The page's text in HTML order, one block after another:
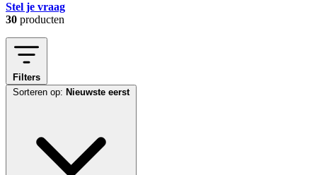
Stel je vraag
30 producten
Filters
Sorteren op: Nieuwste eerst